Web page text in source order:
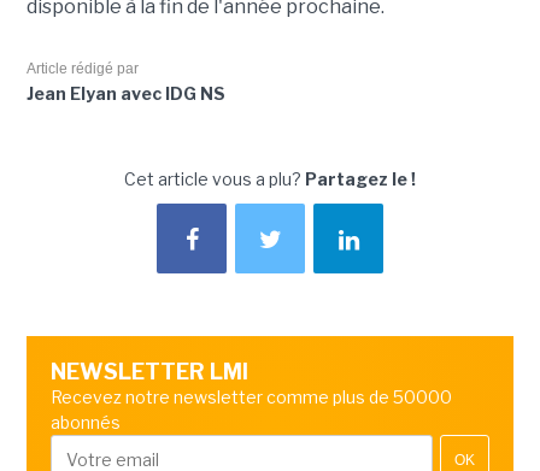
disponible à la fin de l'année prochaine.
Article rédigé par
Jean Elyan avec IDG NS
Cet article vous a plu? Partagez le !
NEWSLETTER LMI
Recevez notre newsletter comme plus de 50000
abonnés
OK